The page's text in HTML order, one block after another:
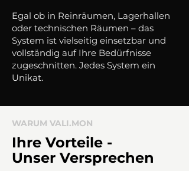
Egal ob in Reinräumen, Lagerhallen
oder technischen Räumen – das
System ist vielseitig einsetzbar und
vollständig auf Ihre Bedürfnisse
zugeschnitten. Jedes System ein
Unikat.
WARUM VALI.MON
Ihre Vorteile -
Unser Versprechen